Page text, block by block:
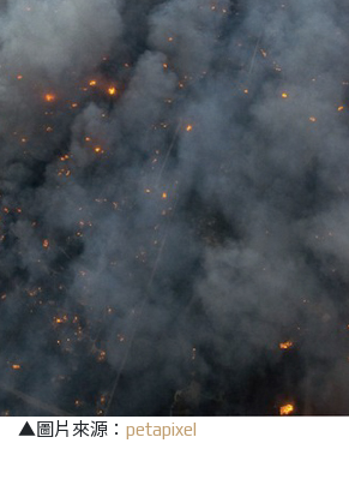
▲圖片來源： petapixel